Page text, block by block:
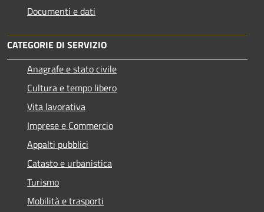
Documenti e dati
CATEGORIE DI SERVIZIO
Anagrafe e stato civile
Cultura e tempo libero
Vita lavorativa
Imprese e Commercio
Appalti pubblici
Catasto e urbanistica
Turismo
Mobilità e trasporti